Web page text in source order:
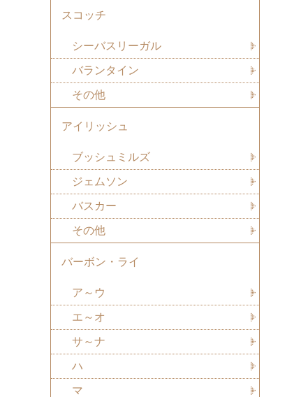
スコッチ
シーバスリーガル
バランタイン
その他
アイリッシュ
ブッシュミルズ
ジェムソン
バスカー
その他
バーボン・ライ
ア～ウ
エ～オ
サ～ナ
ハ
マ